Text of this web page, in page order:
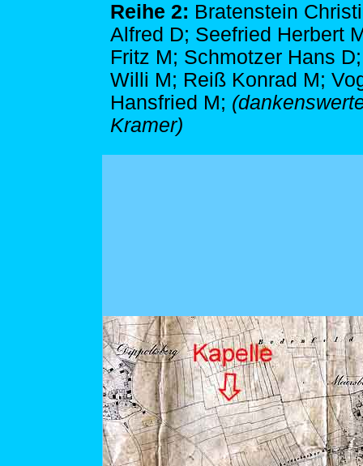
Reihe 2: Bratenstein
Alfred D; Seefried Herbert
Fritz M; Schmotzer Hans
Willi M; Reiß Konrad M;
Hansfried M;
Kramer)